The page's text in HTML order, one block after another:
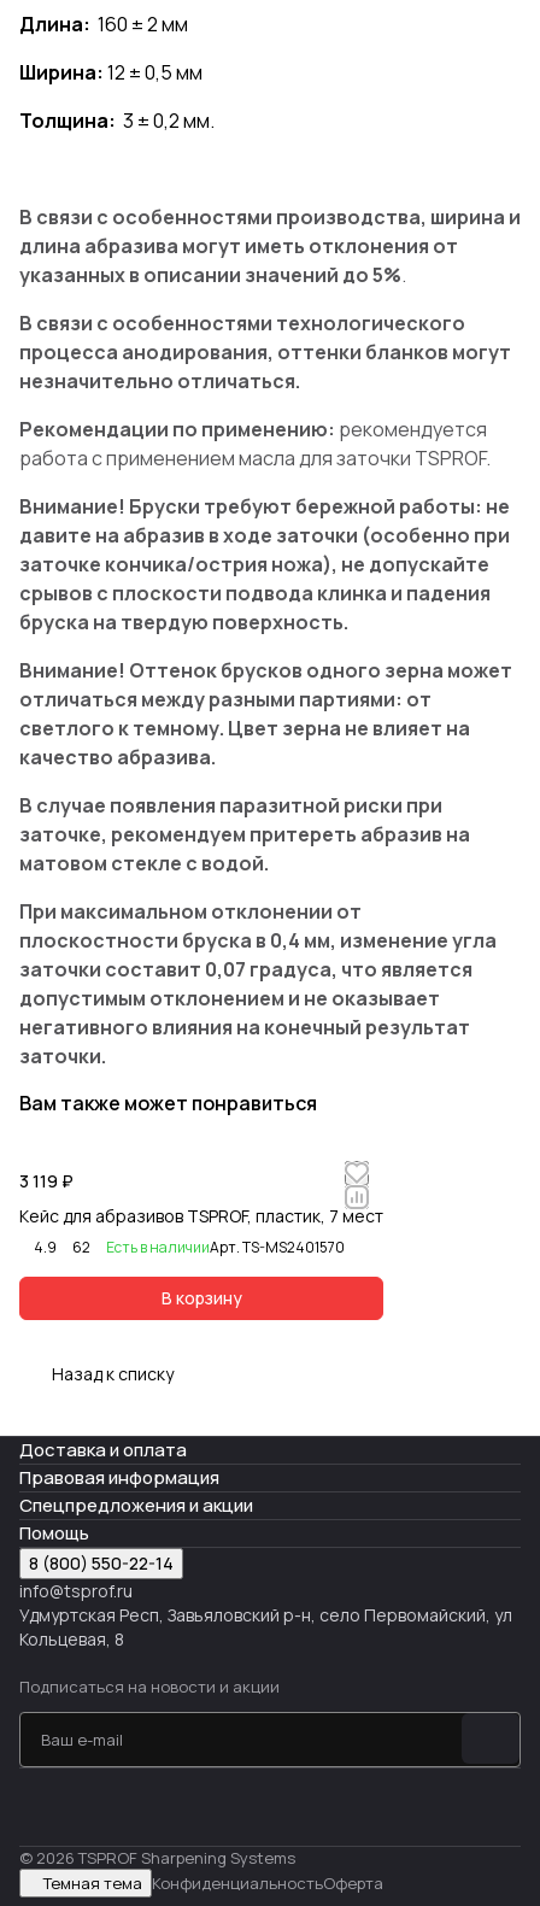
Длина: 160 ± 2 мм
Ширина: 12 ± 0,5 мм
Толщина: 3 ± 0,2 мм.
В связи с особенностями производства, ширина и
длина абразива могут иметь отклонения от
указанных в описании значений до 5%.
В связи с особенностями технологического
процесса анодирования, оттенки бланков могут
незначительно отличаться.
Рекомендации по применению: рекомендуется
работа с применением масла для заточки TSPROF.
Внимание! Бруски требуют бережной работы: не
давите на абразив в ходе заточки (особенно при
заточке кончика/острия ножа), не допускайте
срывов с плоскости подвода клинка и падения
бруска на твердую поверхность.
Внимание! Оттенок брусков одного зерна может
отличаться между разными партиями: от
светлого к темному. Цвет зерна не влияет на
качество абразива.
В случае появления паразитной риски при
заточке, рекомендуем притереть абразив на
матовом стекле с водой.
При максимальном отклонении от
плоскостности бруска в 0,4 мм, изменение угла
заточки составит 0,07 градуса, что является
допустимым отклонением и не оказывает
негативного влияния на конечный результат
заточки.
Вам также может понравиться
3 119 ₽
Кейс для абразивов TSPROF, пластик, 7 мест
4.9 62 Есть в наличииАрт.TS-MS2401570
В корзину
Назад к списку
Доставка и оплата
Правовая информация
Спецпредложения и акции
Помощь
8 (800) 550-22-14
info@tsprof.ru
Удмуртская Респ, Завьяловский р-н, село Первомайский, ул
Кольцевая, 8
Подписаться на новости и акции
© 2026 TSPROF Sharpening Systems
Темная тема КонфиденциальностьОферта